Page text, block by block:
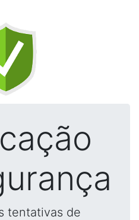
tentativas de